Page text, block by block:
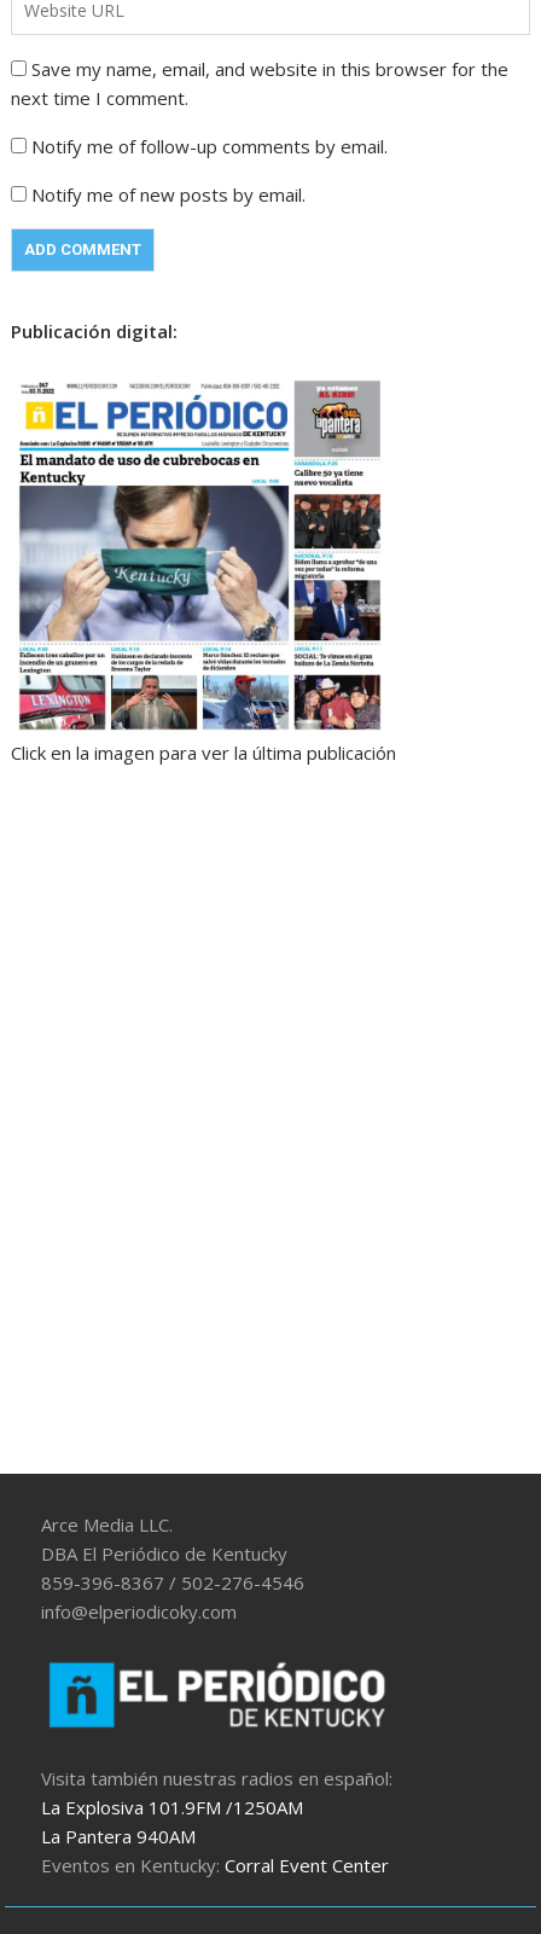
Save my name, email, and website in this browser for the
next time I comment.
Notify me of follow-up comments by email.
Notify me of new posts by email.
Publicación digital:
Click en la imagen para ver la última publicación
Arce Media LLC.
DBA El Periódico de Kentucky
859-396-8367 / 502-276-4546
info@elperiodicoky.com
Visita también nuestras radios en español:
La Explosiva 101.9FM /1250AM
La Pantera 940AM
Eventos en Kentucky:Corral Event Center